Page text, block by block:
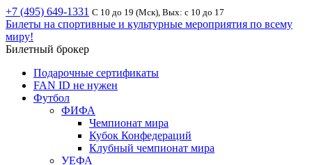
+7 (495) 649-1331 С 10 до 19 (Мск), Вых: с 10 до 17
Билеты на спортивные и культурные мероприятия по всему
миру!
Билетный брокер
Подарочные сертификаты
FAN ID не нужен
Футбол
ФИФА
Чемпионат мира
Кубок Конфедераций
Клубный чемпионат мира
УЕФА